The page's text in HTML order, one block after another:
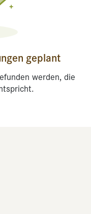
geplant
werden, die